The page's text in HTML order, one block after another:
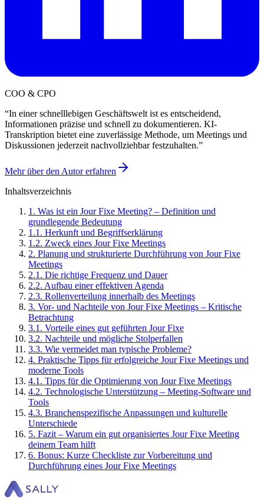
COO & CPO
“In einer schnelllebigen Geschäftswelt ist es entscheidend,
Informationen präzise und schnell zu dokumentieren. KI-
Transkription bietet eine zuverlässige Methode, um Meetings und
Diskussionen jederzeit nachvollziehbar festzuhalten.”
Mehr über den Autor erfahren
Inhaltsverzeichnis
1. Was ist ein Jour Fixe Meeting? – Definition und
grundlegende Bedeutung
1.1. Herkunft und Begriffserklärung
1.2. Zweck eines Jour Fixe Meetings
2. Planung und strukturierte Durchführung von Jour Fixe
Meetings
2.1. Die richtige Frequenz und Dauer
2.2. Aufbau einer effektiven Agenda
2.3. Rollenverteilung innerhalb des Meetings
3. Vor- und Nachteile von Jour Fixe Meetings – Kritische
Betrachtung
3.1. Vorteile eines gut geführten Jour Fixe
3.2. Nachteile und mögliche Stolperfallen
3.3. Wie vermeidet man typische Probleme?
4. Praktische Tipps für erfolgreiche Jour Fixe Meetings und
moderne Tools
4.1. Tipps für die Optimierung von Jour Fixe Meetings
4.2. Technologische Unterstützung – Meeting-Software und
Tools
4.3. Branchenspezifische Anpassungen und kulturelle
Unterschiede
5. Fazit – Warum ein gut organisiertes Jour Fixe Meeting
deinem Team hilft
6. Bonus: Kurze Checkliste zur Vorbereitung und
Durchführung eines Jour Fixe Meetings